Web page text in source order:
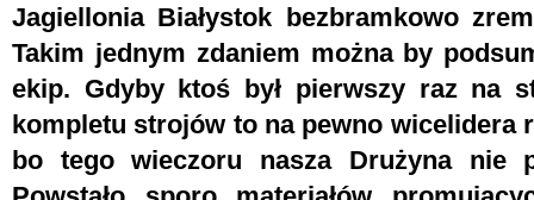
Jagiellonia Białystok bezbramkowo
Takim jednym zdaniem można by
ekip. Gdyby ktoś był pierwszy raz na
kompletu strojów to na pewno wicelidera
bo tego wieczoru nasza Drużyna nie